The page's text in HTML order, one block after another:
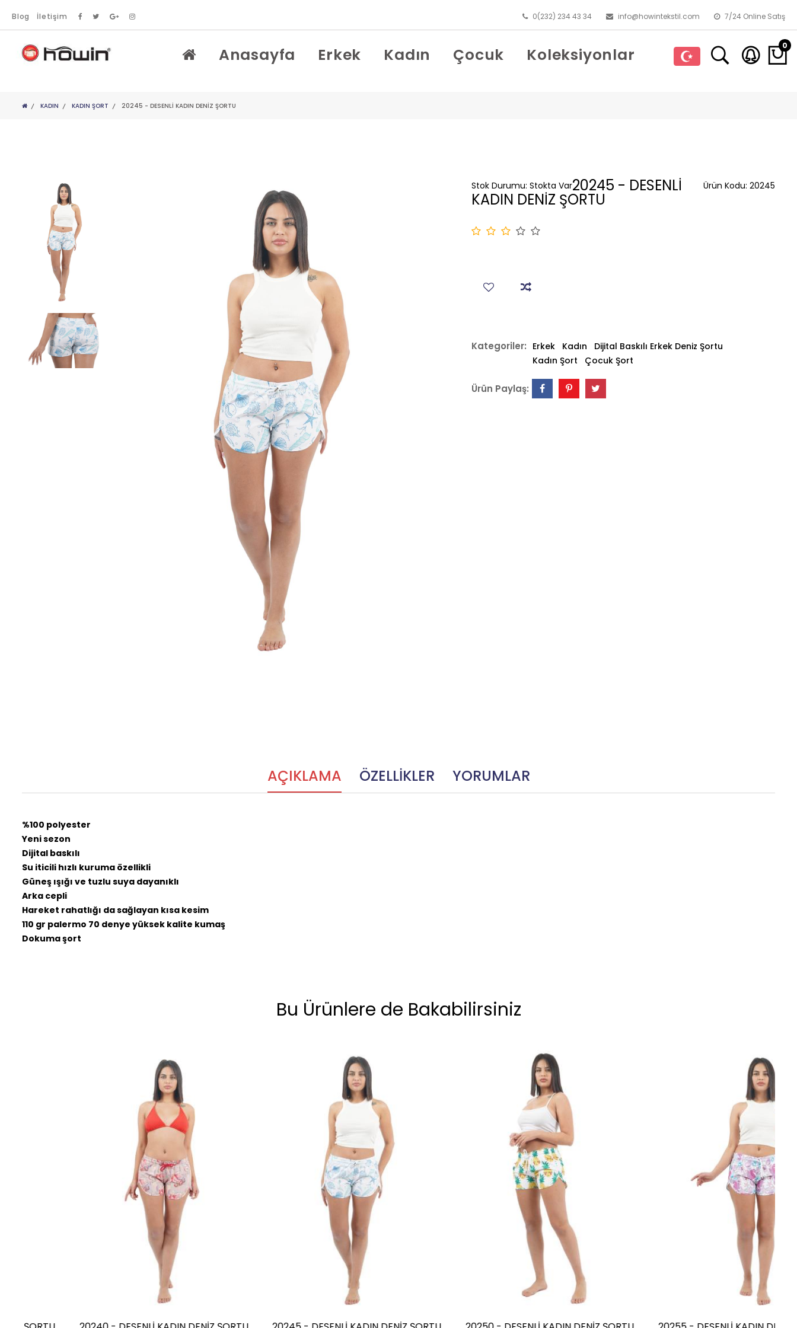
Blog İletişim 0(232) 234 43 34 info@howintekstil.com 7/24 Online Satış
Anasayfa Erkek Kadın Çocuk Koleksiyonlar 0
KADIN KADIN ŞORT 20245 - DESENLİ KADIN DENİZ ŞORTU
Ürün Kodu: 20245
Stok Durumu:Stokta Var20245 - DESENLİ
KADIN DENİZ ŞORTU
Kategoriler: Erkek Kadın
Dijital Baskılı Erkek Deniz Şortu
Kadın Şort
Çocuk Şort
Ürün Paylaş:
AÇIKLAMA ÖZELLİKLER YORUMLAR
%100 polyester
Yeni sezon
Dijital baskılı
Su iticili hızlı kuruma özellikli
Güneş ışığı ve tuzlu suya dayanıklı
Arka cepli
Hareket rahatlığı da sağlayan kısa kesim
110 gr palermo 70 denye yüksek kalite kumaş
Dokuma şort
Bu Ürünlere de Bakabilirsiniz